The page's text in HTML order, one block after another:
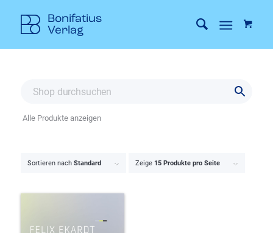
Sortieren nach Standard Zeige 15 Produkte pro Seite
Alle Produkte anzeigen